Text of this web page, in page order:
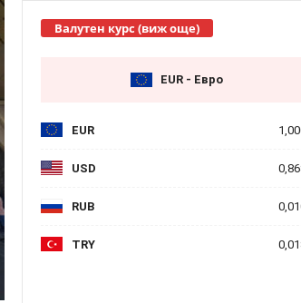
Валутен курс (виж още)
EUR - Евро
EUR
USD
RUB
TRY